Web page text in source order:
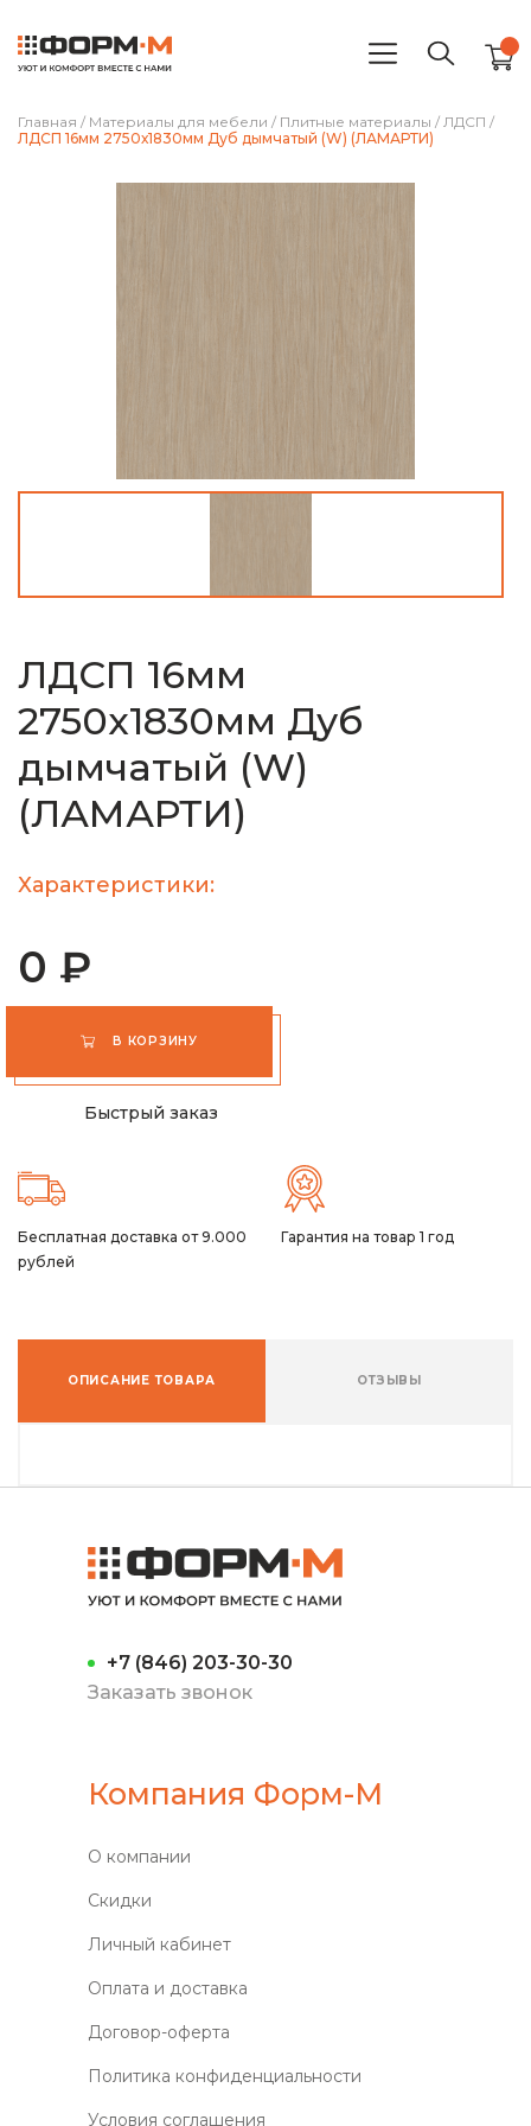
Главная / Материалы для мебели / Плитные материалы / ЛДСП /
ЛДСП 16мм 2750х1830мм Дуб дымчатый (W) (ЛАМАРТИ)
ЛДСП 16мм
2750х1830мм Дуб
дымчатый (W)
(ЛАМАРТИ)
Характеристики:
0 ₽
В КОРЗИНУ
Быстрый заказ
Бесплатная доставка от 9.000
рублей
Гарантия на товар 1 год
ОПИСАНИЕ ТОВАРА ОТЗЫВЫ
+7 (846) 203-30-30
Заказать звонок
Компания Форм-М
О компании
Скидки
Личный кабинет
Оплата и доставка
Договор-оферта
Политика конфиденциальности
Условия соглашения